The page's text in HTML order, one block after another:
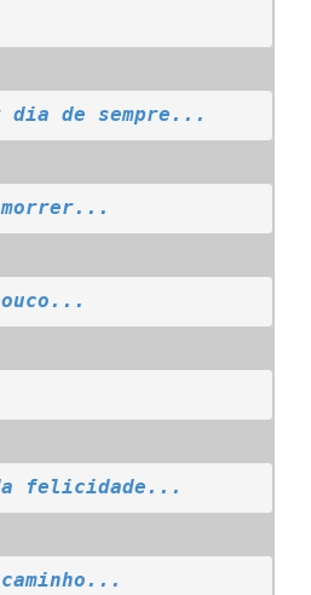
dia de sempre...
felicidade...